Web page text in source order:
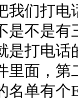
我们打
是不是
是打电
里面，
名单有